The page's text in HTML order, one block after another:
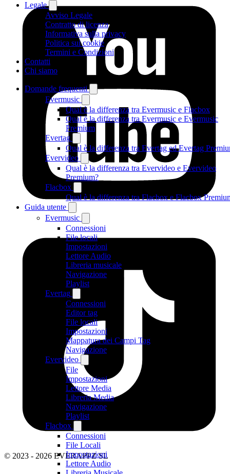
Legale
Avviso Legale
Contratto di licenza
Informativa sulla privacy
Politica sui cookie
Termini e Condizioni
Contatti
Chi siamo
Domande frequenti
Evermusic
Qual è la differenza tra Evermusic e Flacbox
Qual è la differenza tra Evermusic e Evermusic
Premium
Evertag
Qual è la differenza tra Evertag ed Evertag
Evervideo
Qual è la differenza tra Evervideo e Evervideo
Premium?
Flacbox
Qual è la differenza tra Flacbox e Flacbox
Guida utente
Evermusic
Connessioni
File locali
Impostazioni
Lettore Audio
Libreria musicale
Navigazione
Playlist
Evertag
Connessioni
Editor tag
File locali
Impostazioni
Mappatura dei Campi Tag
Navigazione
Evervideo
File
Impostazioni
Lettore Media
Libreria Media
Navigazione
Playlist
Flacbox
Connessioni
File Locali
Impostazioni
Lettore Audio
© 2023 - 2026 EVERAPPZ SL